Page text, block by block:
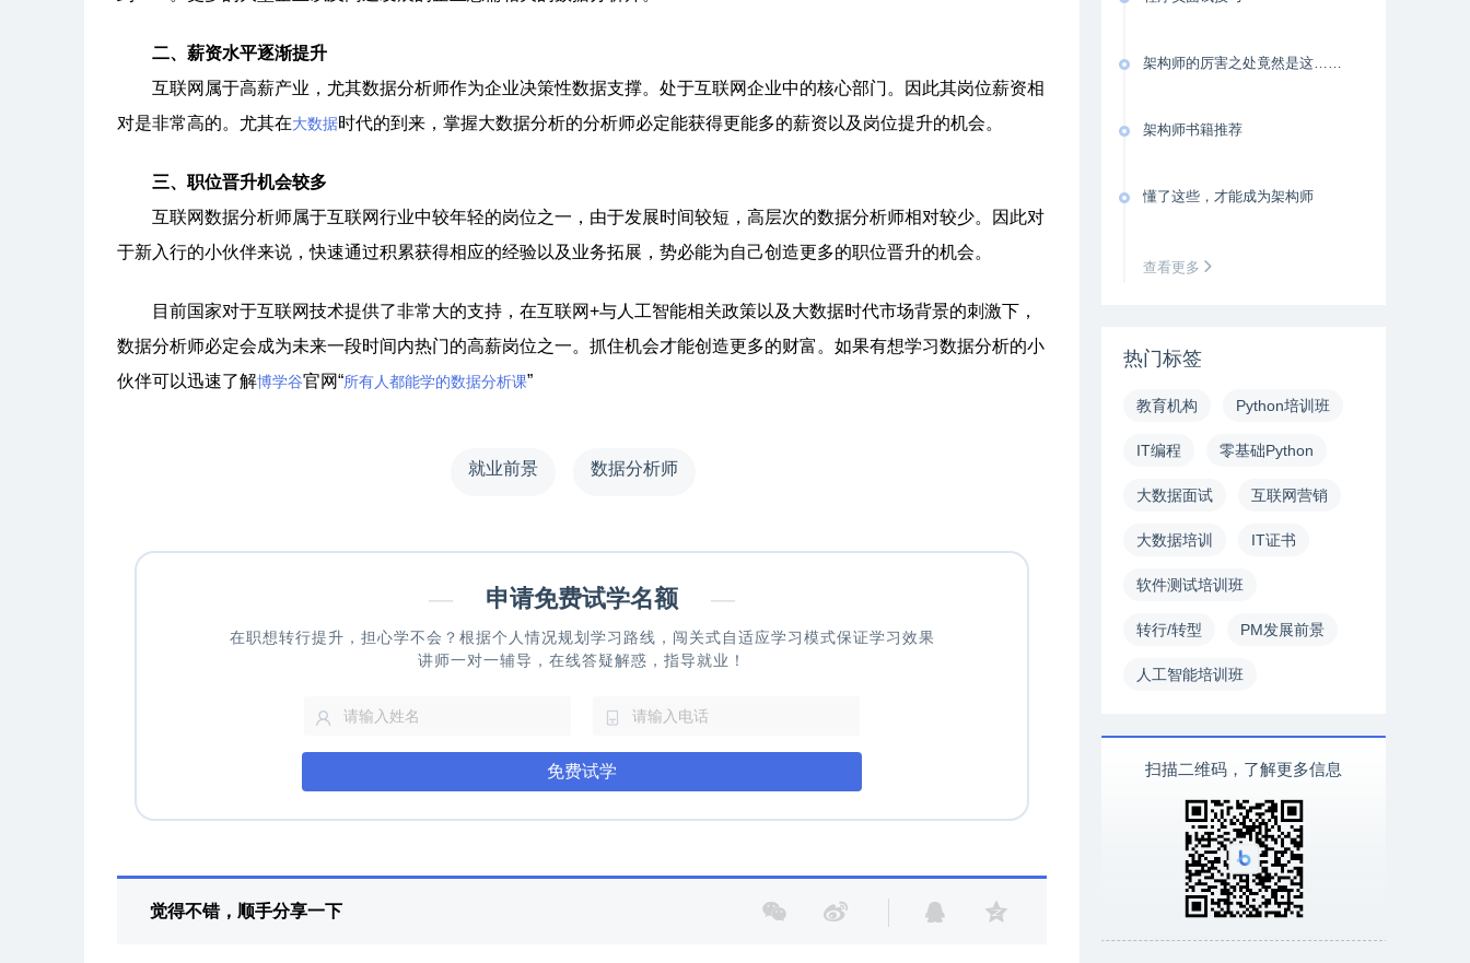
二、薪资水平逐渐提升
互联网属于高薪产业，尤其数据分析师作为企业决策性数据支撑。处于互联网企业中的核心部门。因此其岗位薪资相
对是非常高的。尤其在大数据时代的到来，掌握大数据分析的分析师必定能获得更能多的薪资以及岗位提升的机会。
三、职位晋升机会较多
互联网数据分析师属于互联网行业中较年轻的岗位之一，由于发展时间较短，高层次的数据分析师相对较少。因此对
于新入行的小伙伴来说，快速通过积累获得相应的经验以及业务拓展，势必能为自己创造更多的职位晋升的机会。
目前国家对于互联网技术提供了非常大的支持，在互联网+与人工智能相关政策以及大数据时代市场背景的刺激下，
数据分析师必定会成为未来一段时间内热门的高薪岗位之一。抓住机会才能创造更多的财富。如果有想学习数据分析的小
伙伴可以迅速了解博学谷官网“所有人都能学的数据分析课”
就业前景 数据分析师
— 申请免费试学名额 —
在职想转行提升，担心学不会？根据个人情况规划学习路线，闯关式自适应学习模式保证学习效果
讲师一对一辅导，在线答疑解惑，指导就业！
免费试学
觉得不错，顺手分享一下
架构师的厉害之处竟然是这……
架构师书籍推荐
懂了这些，才能成为架构师
查看更多
热门标签
教育机构 Python培训班
IT编程 零基础Python
大数据面试 互联网营销
大数据培训 IT证书
软件测试培训班
转行/转型 PM发展前景
人工智能培训班
扫描二维码，了解更多信息